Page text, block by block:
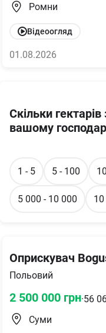
Ромни
Відеоогляд
01.08.2026
Оприскувач
Польовий
2 500 000 грн·56
Суми
Скільки гектарів
вашому
1 - 5 5 - 100
5 000 - 10 000